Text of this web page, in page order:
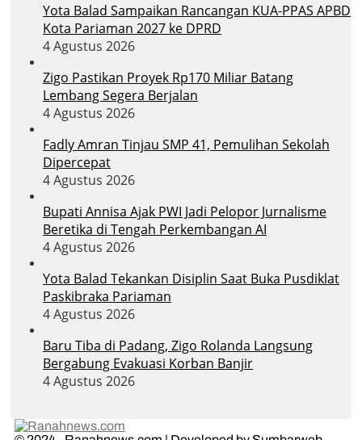
Yota Balad Sampaikan Rancangan KUA-PPAS APBD
Kota Pariaman 2027 ke DPRD
4 Agustus 2026
Zigo Pastikan Proyek Rp170 Miliar Batang
Lembang Segera Berjalan
4 Agustus 2026
Fadly Amran Tinjau SMP 41, Pemulihan Sekolah
Dipercepat
4 Agustus 2026
Bupati Annisa Ajak PWI Jadi Pelopor Jurnalisme
Beretika di Tengah Perkembangan AI
4 Agustus 2026
Yota Balad Tekankan Disiplin Saat Buka Pusdiklat
Paskibraka Pariaman
4 Agustus 2026
Baru Tiba di Padang, Zigo Rolanda Langsung
Bergabung Evakuasi Korban Banjir
4 Agustus 2026